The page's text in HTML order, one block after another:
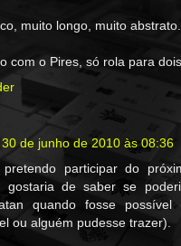
muito longo, muito abstrato.
com o Pires, só rola para dois.
30 de junho de 2010 às 08:36
participar do
gostaria de saber se
quando fosse
ou alguém pudesse trazer).